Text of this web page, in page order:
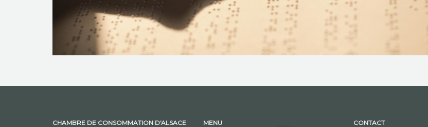
CHAMBRE DE CONSOMMATION D'ALSACE
MENU CONTACT